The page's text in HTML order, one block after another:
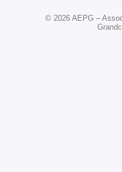
© 2026 AEPG –